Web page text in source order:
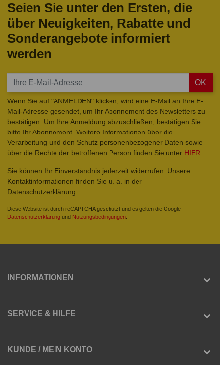
Seien Sie unter den Ersten, die
über Neuigkeiten, Rabatte und
Sonderangebote informiert
werden
OK
Wenn Sie auf "ANMELDEN" klicken, wird eine E-Mail an Ihre E-
Mail-Adresse gesendet, um Ihr Abonnement des Newsletters zu
bestätigen. Um Ihre Anmeldung abzuschließen, bestätigen Sie
bitte Ihr Abonnement. Weitere Informationen über die
Verarbeitung und den Schutz personenbezogener Daten sowie
über die Rechte der betroffenen Person finden Sie unter HIER
Sie können Ihr Einverständnis jederzeit widerrufen. Unsere
Kontaktinformationen finden Sie u. a. in der
Datenschutzerklärung.
Diese Website ist durch reCAPTCHA geschützt und es gelten die Google-
Datenschutzerklärung und Nutzungsbedingungen
INFORMATIONEN
SERVICE & HILFE
KUNDE / MEIN KONTO